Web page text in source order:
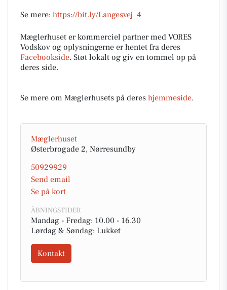
Se mere: https://bit.ly/Langesvej_4
Mæglerhuset er kommerciel partner med VORES
Vodskov og oplysningerne er hentet fra deres
Facebookside. Støt lokalt og giv en tommel op på
deres side.
Se mere om Mæglerhusets på deres hjemmeside.
Mæglerhuset
Østerbrogade 2, Nørresundby
50929929
Send email
Se på kort
ÅBNINGSTIDER
Mandag - Fredag: 10.00 - 16.30
Lørdag & Søndag: Lukket
Kontakt